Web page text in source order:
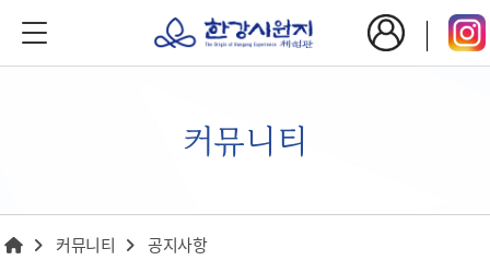
커뮤니티
커뮤니티 공지사항